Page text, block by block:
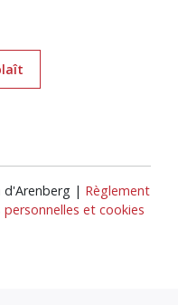
| Règlement
et cookies